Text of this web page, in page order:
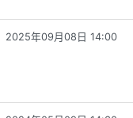
2025年09月08日 14:00